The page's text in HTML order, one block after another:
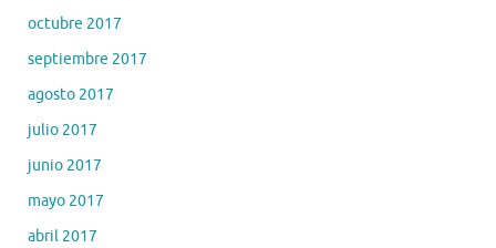
octubre 2017
septiembre 2017
agosto 2017
julio 2017
junio 2017
mayo 2017
abril 2017